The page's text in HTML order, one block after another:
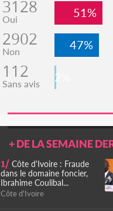
3128
Oui 51%
2902
Non 47%
112
Sans avis 2%
+ DE LA SEMAINE
1/ Côte d'Ivoire : Fraude
dans le domaine foncier,
Ibrahime Coulibal...
Côte d'Ivoire